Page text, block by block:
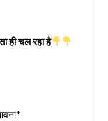
ही चल रहा है